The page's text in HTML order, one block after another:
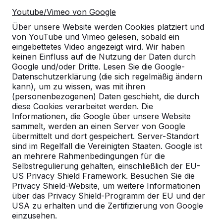
Youtube/Vimeo von Google
Über unsere Website werden Cookies platziert und
von YouTube und Vimeo gelesen, sobald ein
eingebettetes Video angezeigt wird. Wir haben
keinen Einfluss auf die Nutzung der Daten durch
Google und/oder Dritte. Lesen Sie die Google-
Datenschutzerklärung (die sich regelmäßig ändern
kann), um zu wissen, was mit ihren
(personenbezogenen) Daten geschieht, die durch
diese Cookies verarbeitet werden. Die
Informationen, die Google über unsere Website
sammelt, werden an einen Server von Google
übermittelt und dort gespeichert. Server-Standort
sind im Regelfall die Vereinigten Staaten. Google ist
an mehrere Rahmenbedingungen für die
Selbstregulierung gehalten, einschließlich der EU-
US Privacy Shield Framework. Besuchen Sie die
Privacy Shield-Website, um weitere Informationen
über das Privacy Shield-Programm der EU und der
USA zu erhalten und die Zertifizierung von Google
einzusehen.
Zum Angebot hinzufügen
Kostenlose Lieferung und Aufstellung in
Deutschland.
Innerhalb von 4 Arbeitswochen geliefert.
Wie funktioniert die Lieferung?Video ansehen
Unterplatte aus Beton für
das Picknickset
Auf besonderen Wunsch einiger Gemeinden haben
wir eine Unterplatte aus Beton für unsere
Picknicksets angefertigt.